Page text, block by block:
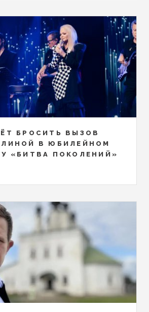
БРОСИТЬ ВЫЗОВ
В ЮБИЛЕЙНОМ
«БИТВА ПОКОЛЕНИЙ»